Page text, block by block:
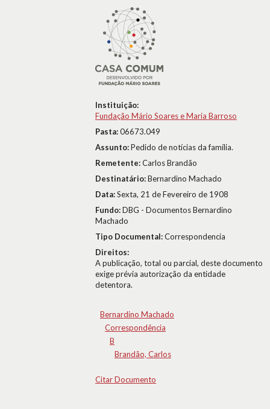
Instituição:
Fundação Mário Soares e Maria Barroso
Pasta:06673.049
Assunto:Pedido de notícias da família.
Remetente:Carlos Brandão
Destinatário:Bernardino Machado
Data:Sexta, 21 de Fevereiro de 1908
Fundo:DBG - Documentos Bernardino
Machado
Tipo Documental:Correspondencia
Direitos:
A publicação, total ou parcial, deste documento
exige prévia autorização da entidade
detentora.
Bernardino Machado
Correspondência
B
Brandão, Carlos
Citar Documento